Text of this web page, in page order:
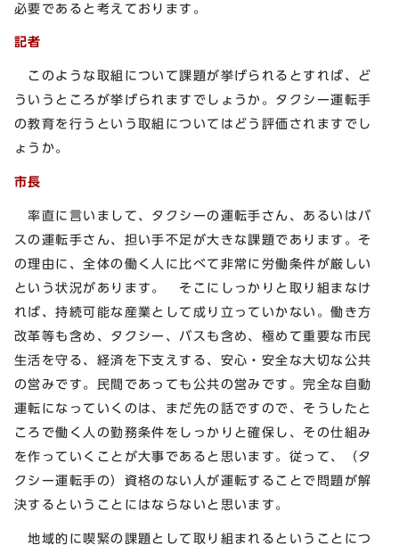
必要であると考えております。
記者
このような取組について課題が挙げられるとすれば、ど
ういうところが挙げられますでしょうか。タクシー運転手
の教育を行うという取組についてはどう評価されますでし
ょうか。
市長
率直に言いまして、タクシーの運転手さん、あるいはバ
スの運転手さん、担い手不足が大きな課題であります。そ
の理由に、全体の働く人に比べて非常に労働条件が厳しい
という状況があります。 そこにしっかりと取り組まなけ
れば、持続可能な産業として成り立っていかない。働き方
改革等も含め、タクシー、バスも含め、極めて重要な市民
生活を守る、経済を下支えする、安心・安全な大切な公共
の営みです。民間であっても公共の営みです。完全な自動
運転になっていくのは、まだ先の話ですので、そうしたと
ころで働く人の勤務条件をしっかりと確保し、その仕組み
を作っていくことが大事であると思います。従って、（タ
クシー運転手の）資格のない人が運転することで問題が解
決するということにはならないと思います。
地域的に喫緊の課題として取り組まれるということにつ